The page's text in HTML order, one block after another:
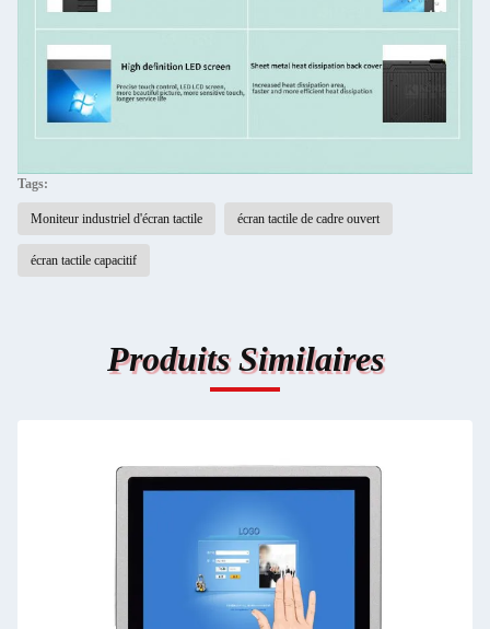
Tags:
Moniteur industriel d'écran tactile écran tactile de cadre ouvert
écran tactile capacitif
Produits Similaires